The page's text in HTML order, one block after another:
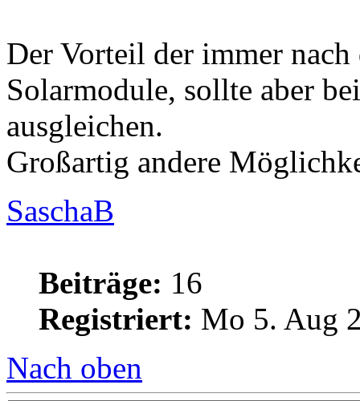
Der Vorteil der immer nach
Solarmodule, sollte aber
ausgleichen.
Großartig andere
SaschaB
Beiträge: 16
Registriert: Mo 5. Aug
Nach oben